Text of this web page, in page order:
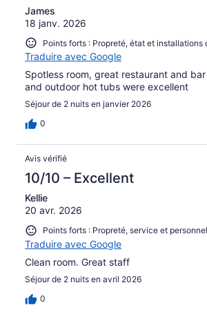
James
18 janv. 2026
Points forts : Propreté, état et installations
Traduire avec Google
Spotless room, great restaurant and
and outdoor hot tubs were excellent
Séjour de 2 nuits en janvier 2026
0
Avis vérifié
10/10 – Excellent
Kellie
20 avr. 2026
Points forts : Propreté, service et personnel
Traduire avec Google
Clean room. Great staff
Séjour de 2 nuits en avril 2026
0